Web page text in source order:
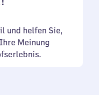
und helfen Sie,
Meinung